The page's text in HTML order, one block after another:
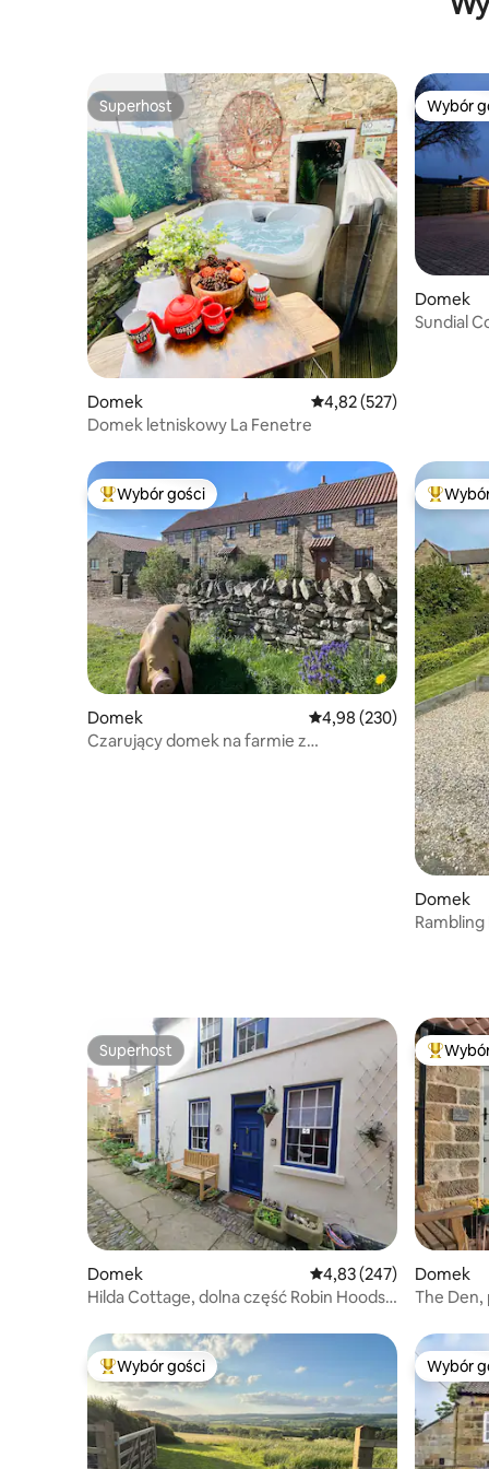
Superhost
Superhost
Domek Średnia ocena: 4,82 na
4,82 (527)
Domek letniskowy La Fenetre
Wybór
Wybór
Domek
Sundial
Najpopularniejsze z kategorii Wybór gości
Wybór gości
Domek Średnia ocena: 4,98 na
4,98 (230)
Czarujący domek na farmie z
Domek
Superhost
Superhost
Domek Średnia ocena: 4,83 na
4,83 (247)
Hilda Cottage, dolna część Robin Hoods
Domek
The Den,
Najpopularniejsze z kategorii Wybór gości
Wybór gości Wybór
Wybór